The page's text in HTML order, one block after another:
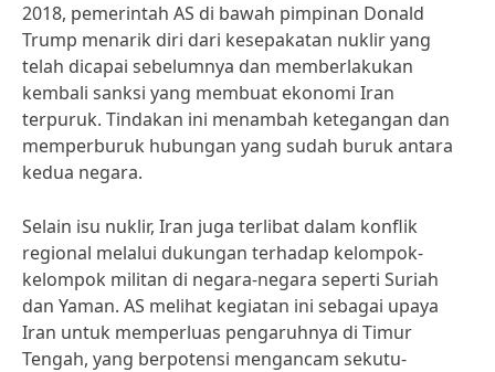
2018, pemerintah AS di bawah pimpinan Donald
Trump menarik diri dari kesepakatan nuklir yang
telah dicapai sebelumnya dan memberlakukan
kembali sanksi yang membuat ekonomi Iran
terpuruk. Tindakan ini menambah ketegangan dan
memperburuk hubungan yang sudah buruk antara
kedua negara.
Selain isu nuklir, Iran juga terlibat dalam konflik
regional melalui dukungan terhadap kelompok-
kelompok militan di negara-negara seperti Suriah
dan Yaman. AS melihat kegiatan ini sebagai upaya
Iran untuk memperluas pengaruhnya di Timur
Tengah, yang berpotensi mengancam sekutu-